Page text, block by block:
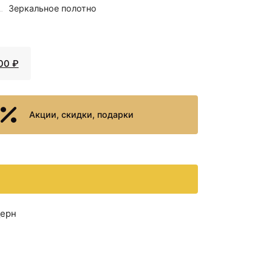
17953 ₽
20910 ₽
Зеркальное полотно
₽
Акции, скидки, подарки